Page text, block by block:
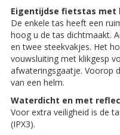
Eigentijdse fietstas
De enkele tas heeft een
hoog u de tas dichtmaakt.
en twee steekvakjes. Het
vouwsluiting met klikgesp
afwateringsgaatje. Voorop
van een helm.
Waterdicht en met
Voor extra veiligheid is de
(IPX3).